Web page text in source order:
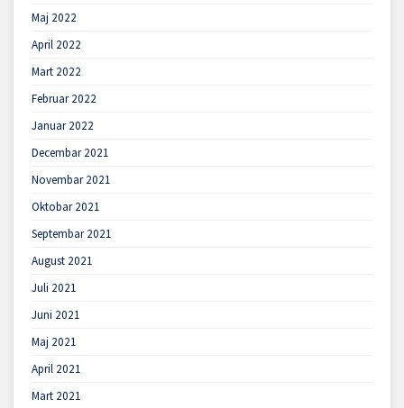
Maj 2022
April 2022
Mart 2022
Februar 2022
Januar 2022
Decembar 2021
Novembar 2021
Oktobar 2021
Septembar 2021
August 2021
Juli 2021
Juni 2021
Maj 2021
April 2021
Mart 2021